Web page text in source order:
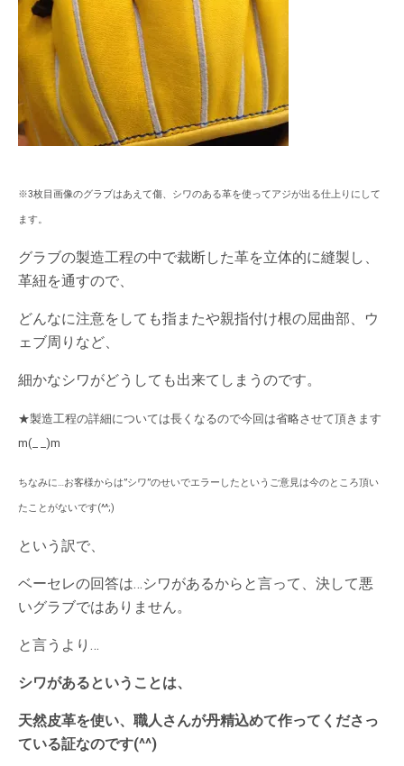
※3枚目画像のグラブはあえて傷、シワのある革を使ってアジが出る仕上りにして
ます。
グラブの製造工程の中で裁断した革を立体的に縫製し、
革紐を通すので、
どんなに注意をしても指またや親指付け根の屈曲部、ウ
ェブ周りなど、
細かなシワがどうしても出来てしまうのです。
★製造工程の詳細については長くなるので今回は省略させて頂きます
m(_ _)m
ちなみに…お客様からは”シワ”のせいでエラーしたというご意見は今のところ頂い
たことがないです(^^;)
という訳で、
ベーセレの回答は…シワがあるからと言って、決して悪
いグラブではありません。
と言うより…
シワがあるということは、
天然皮革を使い、職人さんが丹精込めて作ってくださっ
ている証なのです(^^)